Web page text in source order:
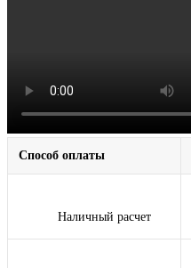
Способ оплаты
Наличный расчет